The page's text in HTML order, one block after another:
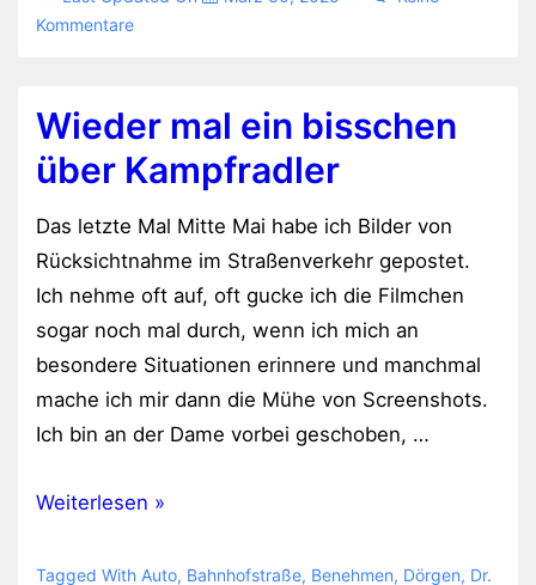
Kommentare
Wieder mal ein bisschen
über Kampfradler
Das letzte Mal Mitte Mai habe ich Bilder von
Rücksichtnahme im Straßenverkehr gepostet.
Ich nehme oft auf, oft gucke ich die Filmchen
sogar noch mal durch, wenn ich mich an
besondere Situationen erinnere und manchmal
mache ich mir dann die Mühe von Screenshots.
Ich bin an der Dame vorbei geschoben, …
Wieder
ein
Weiterlesen »
Tagged With Auto, Bahnhofstraße, Benehmen, Dörgen, Dr.